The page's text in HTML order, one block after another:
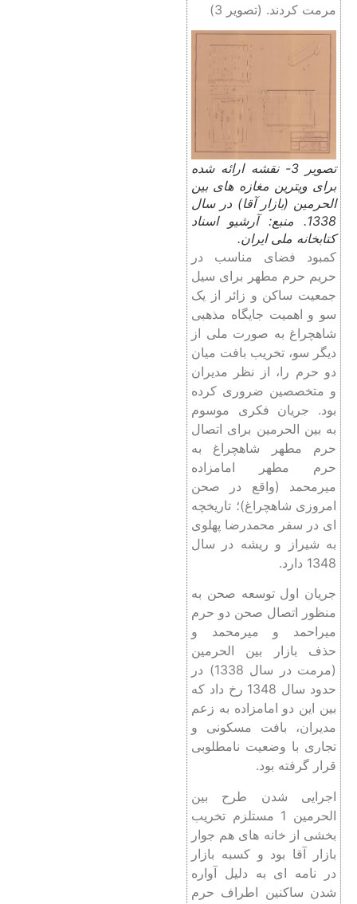
مرمت کردند. (تصویر 3)
تصویر 3- نقشه ارائه شده
برای ویترین مغازه های بین
الحرمین (بازار آقا) در سال
1338. منبع: آرشیو اسناد
کتابخانه ملی ایران.
کمبود فضای مناسب در
حریم حرم مطهر برای سیل
جمعیت ساکن و زائر از یک
سو و اهمیت جایگاه مذهبی
شاهچراغ به صورت ملی از
دیگر سو، تخریب بافت میان
دو حرم را، از نظر مدیران
و متخصصین ضروری کرده
بود. جریان فکری موسوم
به بین الحرمین برای اتصال
حرم مطهر شاهچراغ به
حرم مطهر امامزاده
میرمحمد (واقع در صحن
امروزی شاهچراغ)؛ تاریخچه
ای در سفر محمدرضا پهلوی
به شیراز و ریشه در سال
1348 دارد.
جریان اول توسعه صحن به
منظور اتصال صحن دو حرم
میراحمد و میرمحمد و
حذف بازار بین الحرمین
(مرمت در سال 1338) در
حدود سال 1348 رخ داد که
بین این دو امامزاده به زعم
مدیران، بافت مسکونی و
تجاری با وضعیت نامطلوبی
قرار گرفته بود.
اجرایی شدن طرح بین
الحرمین 1 مستلزم تخریب
بخشی از خانه های هم جوار
بازار آقا بود و کسبه بازار
در نامه ای به دلیل آواره
شدن ساکنین اطراف حرم